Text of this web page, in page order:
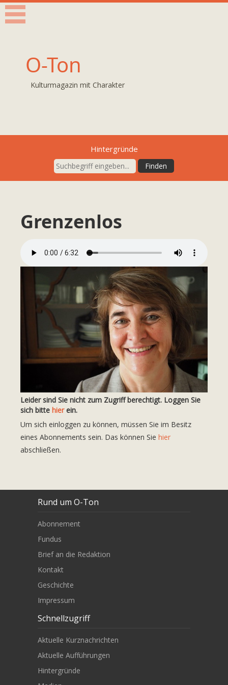
O-Ton
Kulturmagazin mit Charakter
Hintergründe
Grenzenlos
Leider sind Sie nicht zum Zugriff berechtigt. Loggen Sie
sich bitte hierein.
Um sich einloggen zu können, müssen Sie im Besitz
eines Abonnements sein. Das können Sie hier
abschließen.
Rund um O-Ton
Abonnement
Fundus
Brief an die Redaktion
Kontakt
Geschichte
Impressum
Schnellzugriff
Aktuelle Kurznachrichten
Aktuelle Aufführungen
Hintergründe